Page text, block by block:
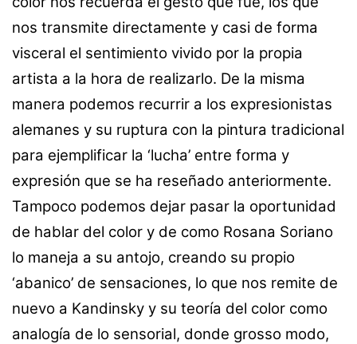
nos transmite directamente y casi de forma
visceral el sentimiento vivido por la propia
artista a la hora de realizarlo. De la misma
manera podemos recurrir a los expresionistas
alemanes y su ruptura con la pintura tradicional
para ejemplificar la ‘lucha’ entre forma y
expresión que se ha reseñado anteriormente.
Tampoco podemos dejar pasar la oportunidad
de hablar del color y de como Rosana Soriano
lo maneja a su antojo, creando su propio
‘abanico’ de sensaciones, lo que nos remite de
nuevo a Kandinsky y su teoría del color como
analogía de lo sensorial, donde grosso modo,